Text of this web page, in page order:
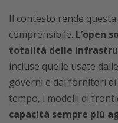
Il contesto rende
comprensibile. L’open
totalità delle
incluse quelle usate
governi e dai fornitori di
tempo, i modelli di
capacità sempre più